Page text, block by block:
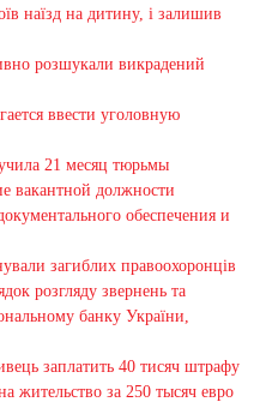
наїзд на дитину, і залишив
розшукали викрадений
ввести уголовную
21 месяц тюрьмы
вакантной должности
обеспечения и
загиблих правоохоронців
розгляду звернень та
банку України,
заплатить 40 тисяч штрафу
жительство за 250 тысяч евро